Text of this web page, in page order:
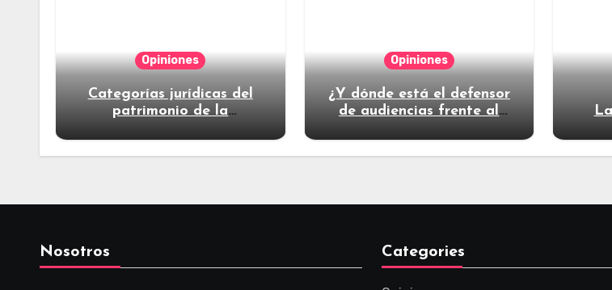
Opiniones
Categorías jurídicas del
patrimonio de la
Opiniones
¿Y dónde está el defensor
de audiencias frente al
Nosotros Categories